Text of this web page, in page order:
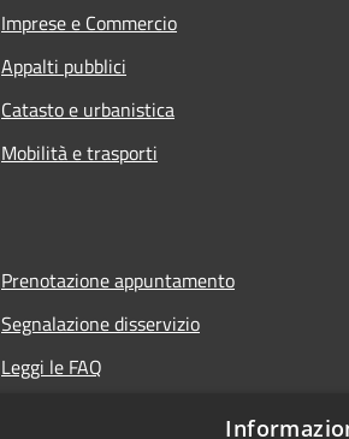
Imprese e Commercio
Appalti pubblici
Catasto e urbanistica
Mobilità e trasporti
Prenotazione appuntamento
Segnalazione disservizio
Leggi le FAQ